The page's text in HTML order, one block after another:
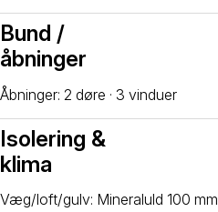
Bund /
åbninger
Åbninger: 2 døre · 3 vinduer
Isolering &
klima
Væg/loft/gulv: Mineraluld 100 mm